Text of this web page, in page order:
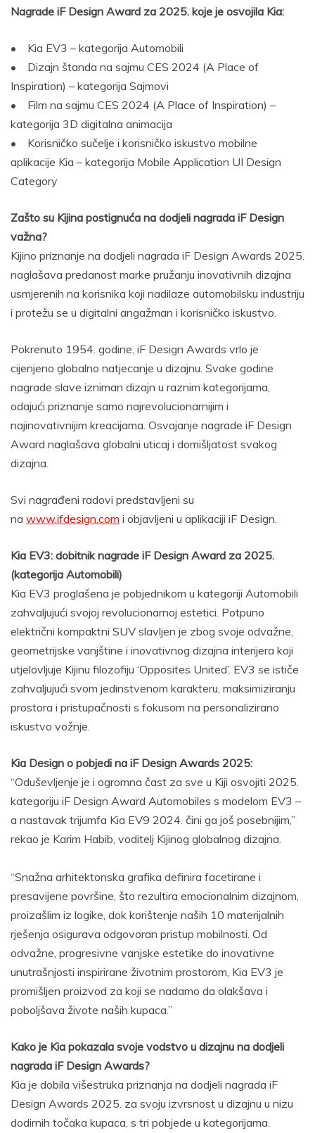
Nagrade iF Design Award za 2025. koje je osvojila Kia:
• Kia EV3 – kategorija Automobili
• Dizajn štanda na sajmu CES 2024 (A Place of
Inspiration) – kategorija Sajmovi
• Film na sajmu CES 2024 (A Place of Inspiration) –
kategorija 3D digitalna animacija
• Korisničko sučelje i korisničko iskustvo mobilne
aplikacije Kia – kategorija Mobile Application UI Design
Category
Zašto su Kijina postignuća na dodjeli nagrada iF Design
važna?
Kijino priznanje na dodjeli nagrada iF Design Awards 2025.
naglašava predanost marke pružanju inovativnih dizajna
usmjerenih na korisnika koji nadilaze automobilsku industriju
i protežu se u digitalni angažman i korisničko iskustvo.
Pokrenuto 1954. godine, iF Design Awards vrlo je
cijenjeno globalno natjecanje u dizajnu. Svake godine
nagrade slave izniman dizajn u raznim kategorijama,
odajući priznanje samo najrevolucionarnijim i
najinovativnijim kreacijama. Osvajanje nagrade iF Design
Award naglašava globalni uticaj i domišljatost svakog
dizajna.
Svi nagrađeni radovi predstavljeni su
na www.ifdesign.com i objavljeni u aplikaciji iF Design.
Kia EV3: dobitnik nagrade iF Design Award za 2025.
(kategorija Automobili)
Kia EV3 proglašena je pobjednikom u kategoriji Automobili
zahvaljujući svojoj revolucionarnoj estetici. Potpuno
električni kompaktni SUV slavljen je zbog svoje odvažne,
geometrijske vanjštine i inovativnog dizajna interijera koji
utjelovljuje Kijinu filozofiju ‘Opposites United’. EV3 se ističe
zahvaljujući svom jedinstvenom karakteru, maksimiziranju
prostora i pristupačnosti s fokusom na personalizirano
iskustvo vožnje.
Kia Design o pobjedi na iF Design Awards 2025:
“Oduševljenje je i ogromna čast za sve u Kiji osvojiti 2025.
kategoriju iF Design Award Automobiles s modelom EV3 –
a nastavak trijumfa Kia EV9 2024. čini ga još posebnijim,”
rekao je Karim Habib, voditelj Kijinog globalnog dizajna.
“Snažna arhitektonska grafika definira facetirane i
presavijene površine, što rezultira emocionalnim dizajnom,
proizašlim iz logike, dok korištenje naših 10 materijalnih
rješenja osigurava odgovoran pristup mobilnosti. Od
odvažne, progresivne vanjske estetike do inovativne
unutrašnjosti inspirirane životnim prostorom, Kia EV3 je
promišljen proizvod za koji se nadamo da olakšava i
poboljšava živote naših kupaca.”
Kako je Kia pokazala svoje vodstvo u dizajnu na dodjeli
nagrada iF Design Awards?
Kia je dobila višestruka priznanja na dodjeli nagrada iF
Design Awards 2025. za svoju izvrsnost u dizajnu u nizu
dodirnih točaka kupaca, s tri pobjede u kategorijama.